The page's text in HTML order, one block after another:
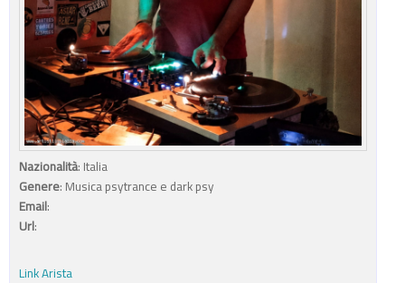
Nazionalità: Italia
Genere: Musica psytrance e dark psy
Email:
Url:
Link Arista